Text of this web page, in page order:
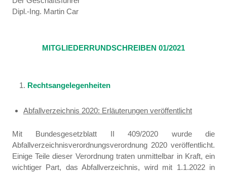
Dipl.-Ing. Martin Car
MITGLIEDERRUNDSCHREIBEN 01/2021
Rechtsangelegenheiten
Abfallverzeichnis 2020: Erläuterungen veröffentlicht
Mit Bundesgesetzblatt II 409/2020 wurde die
Abfallverzeichnisverordnungsverordnung 2020 veröffentlicht.
Einige Teile dieser Verordnung traten unmittelbar in Kraft, ein
wichtiger Part, das Abfallverzeichnis, wird mit 1.1.2022 in